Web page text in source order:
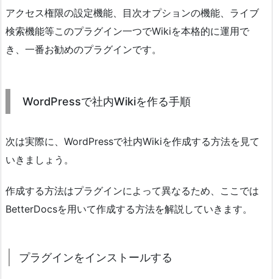
アクセス権限の設定機能、目次オプションの機能、ライブ
検索機能等このプラグイン一つでWikiを本格的に運用で
き、一番お勧めのプラグインです。
WordPressで社内Wikiを作る手順
次は実際に、WordPressで社内Wikiを作成する方法を見て
いきましょう。
作成する方法はプラグインによって異なるため、ここでは
BetterDocsを用いて作成する方法を解説していきます。
プラグインをインストールする